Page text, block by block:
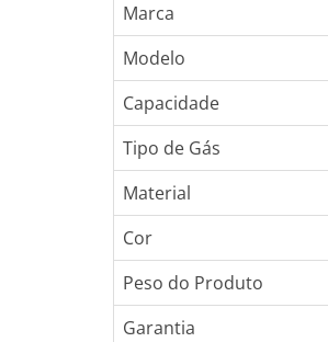
Marca
Modelo
Capacidade
Tipo de Gás
Material
Cor
Peso do Produto
Garantia